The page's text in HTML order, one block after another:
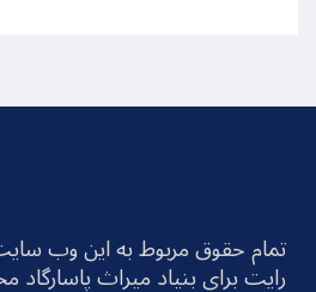
تمام حقوق مربوط به این وب
رایت برای بنیاد میراث